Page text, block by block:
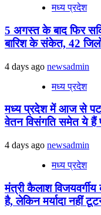
मध्य प्रदेश
5 अगस्त के बाद फिर
बारिश के संकेत, 42
4 days ago newsadmin
मध्य प्रदेश
मध्य प्रदेश में आज से
वेतन विसंगति समेत ये हैं
4 days ago newsadmin
मध्य प्रदेश
मंत्री कैलाश
है, लेकिन मर्यादा नहीं